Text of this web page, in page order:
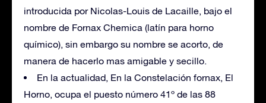
introducida por Nicolas-Louis de Lacaille, bajo el
nombre de Fornax Chemica (latín para horno
químico), sin embargo su nombre se acorto, de
manera de hacerlo mas amigable y secillo.
En la actualidad, En la Constelación fornax, El
Horno, ocupa el puesto número 41º de las 88